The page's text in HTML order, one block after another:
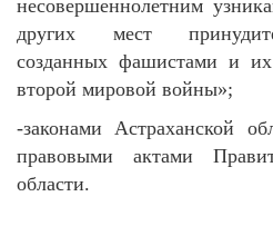
несовершеннолетним
других мест
созданных фашистами и
второй мировой войны»;
-законами Астраханской
правовыми актами
области.